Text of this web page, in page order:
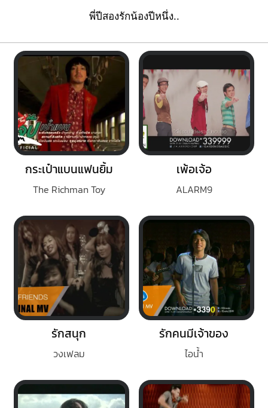
พี่ปีสองรักน้องปีหนึ่ง..
กระเป๋าแบนแฟนยิ้ม
The Richman Toy
เพ้อเจ้อ
ALARM9
รักสนุก
วงเฟลม
รักคนมีเจ้าของ
ไอน้ำ